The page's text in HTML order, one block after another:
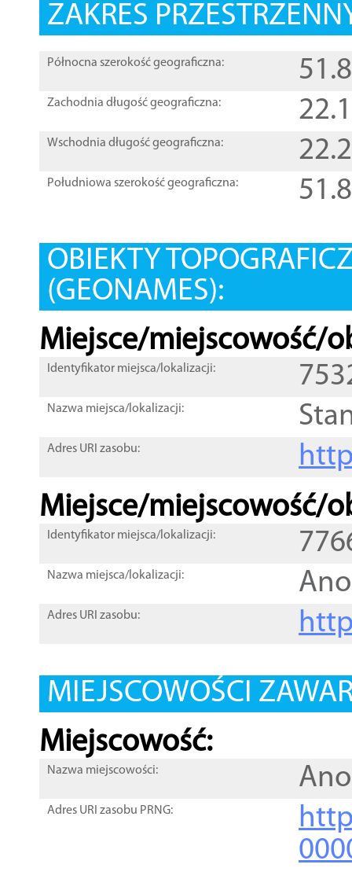
ZAKRES
Północna szerokość geograficzna:
Zachodnia długość geograficzna:
Wschodnia długość geograficzna:
Południowa szerokość geograficzna:
OBIEKTY
(GEONAMES):
Miejsce/miejscowość/
Identyfikator miejsca/lokalizacji:
Nazwa miejsca/lokalizacji:
Adres URI zasobu:
Miejsce/miejscowość/
Identyfikator miejsca/lokalizacji:
Nazwa miejsca/lokalizacji:
Adres URI zasobu:
MIEJSCOWOŚCI
Miejscowość:
Nazwa miejscowości:
Adres URI zasobu PRNG: